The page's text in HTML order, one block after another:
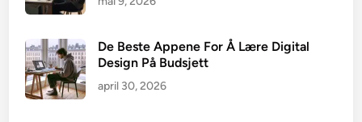
De Beste Appene For Å Lære Digital
Design På Budsjett
april 30, 2026